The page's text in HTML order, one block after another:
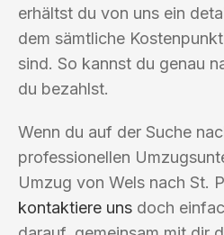
erhältst du von uns ein
dem sämtliche
sind. So kannst du genau
du bezahlst.
Wenn du auf der Suche
professionellen
Umzug von Wels nach St.
kontaktiere uns doch